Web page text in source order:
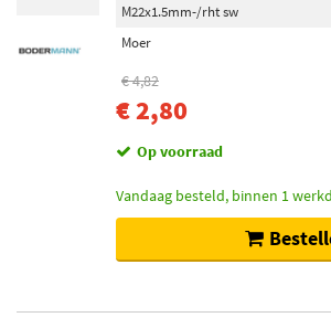
Wiellagerset (9)
Wiellagerbout (1)
Op voorraad (5)
M22x1.5mm-/rht sw
Moer
€ 4,82
€ 2,80
Op voorraad
Vandaag besteld, binnen 1